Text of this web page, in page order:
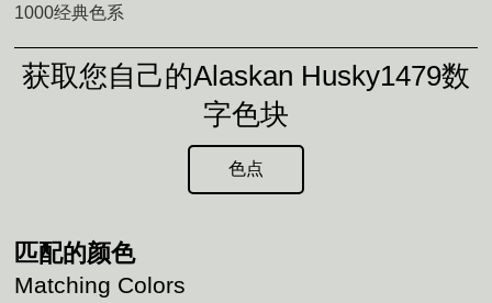
1000经典色系
获取您自己的Alaskan Husky1479数
字色块
色点
匹配的颜色
Matching Colors